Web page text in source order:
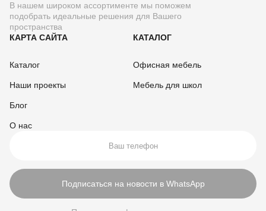
В нашем широком ассортименте мы поможем
подобрать идеальные решения для Вашего
пространства
КАРТА САЙТА
Каталог
Наши проекты
Блог
О нас
КАТАЛОГ
Офисная мебель
Мебель для школ
Подписаться на новости в WhatsApp